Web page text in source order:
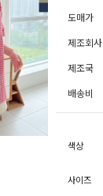
도매가
제조회사
제조국
배송비
색상
사이즈